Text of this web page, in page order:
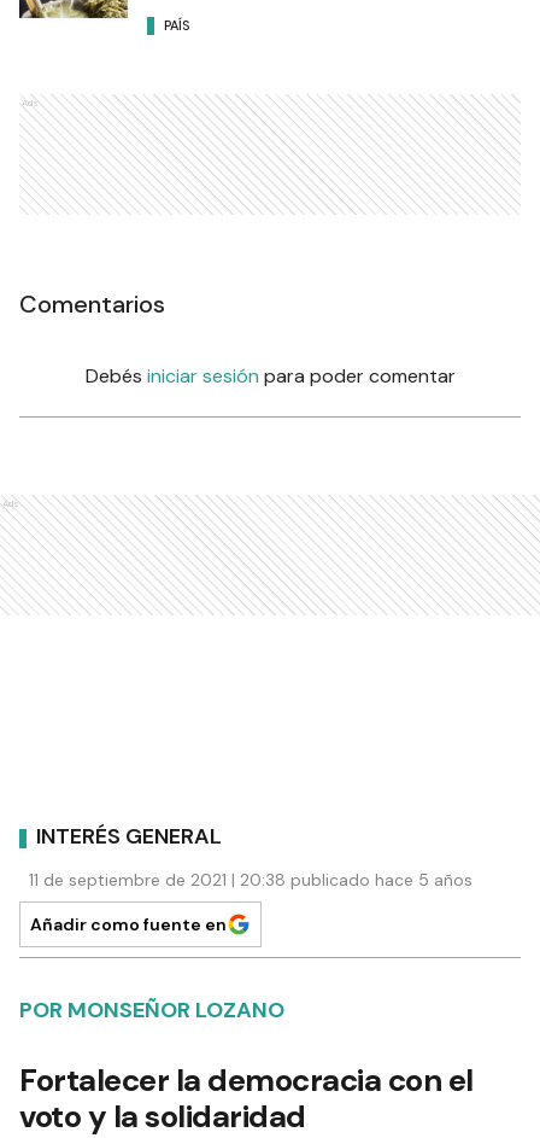
PAÍS
Ads
Comentarios
Debés iniciar sesión para poder comentar
Ads
INTERÉS GENERAL
11 de septiembre de 2021 | 20:38 publicado hace 5 años
Añadir como fuente en
POR MONSEÑOR LOZANO
Fortalecer la democracia con el
voto y la solidaridad